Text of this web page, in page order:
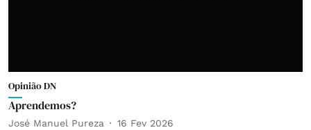
Opinião DN
Aprendemos?
José Manuel Pureza 16 Fev 2026